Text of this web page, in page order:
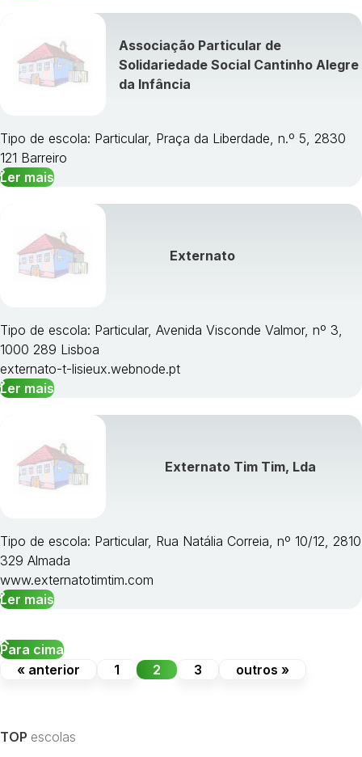
Associação Particular de
Solidariedade Social Cantinho Alegre
da Infância
Tipo de escola: Particular, Praça da Liberdade, n.º 5, 2830
121 Barreiro
Ler mais
Externato
Tipo de escola: Particular, Avenida Visconde Valmor, nº 3,
1000 289 Lisboa
externato-t-lisieux.webnode.pt
Ler mais
Externato Tim Tim, Lda
Tipo de escola: Particular, Rua Natália Correia, nº 10/12, 2810
329 Almada
www.externatotimtim.com
Ler mais
Para cima
« anterior
1 2 3 outros »
TOP escolas